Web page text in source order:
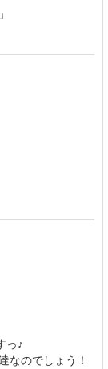
っ♪
なのでしょう！